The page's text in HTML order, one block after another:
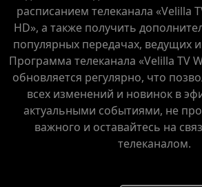
расписанием телеканала «Velilla
HD», а также получить
популярных передачах, ведущих
Программа телеканала «Velilla TV
обновляется регулярно, что
всех изменений и новинок в
актуальными событиями, не
важного и оставайтесь на
телеканалом.